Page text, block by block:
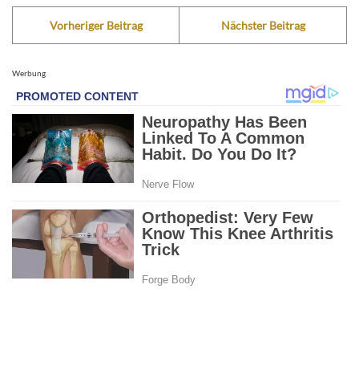
Vorheriger Beitrag Nächster Beitrag
Werbung